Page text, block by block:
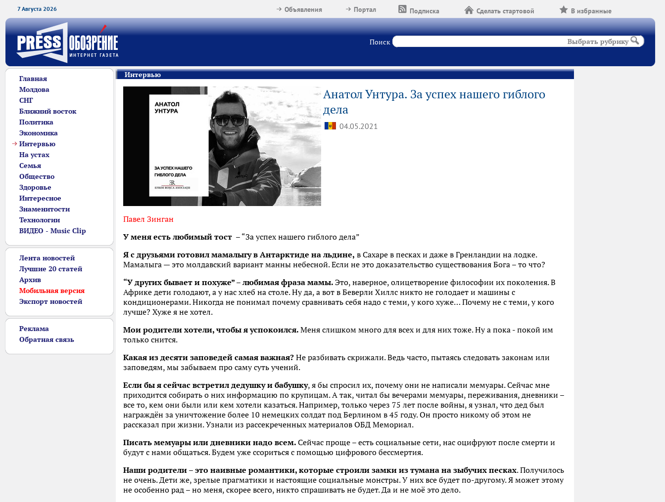
7 Августа 2026 В избранные
Сделать стартовой
Подписка
Портал
Объявления
Поиск Выбрать рубрику
Главная
Молдова
СНГ
Ближний восток
Политика
Экономика
Интервью
На устах
Семья
Общество
Здоровье
Интересное
Знаменитости
Технологии
ВИДЕО - Music Clip
Лента новостей
Лучшие 20 статей
Архив
Мобильная версия
Экспорт новостей
Реклама
Обратная связь
Интервью
Анатол Унтура. За успех нашего гиблого
дела
04.05.2021
Павел Зинган
У меня есть любимый тост – “За успех нашего гиблого дела”
Я с друзьями готовил мамалыгу в Антарктиде на льдине, в Сахаре в песках и даже в Гренландии на лодке.
Мамалыга — это молдавский вариант манны небесной. Если не это доказательство существования Бога – то что?
“У других бывает и похуже” – любимая фраза мамы. Это, наверное, олицетворение философии их поколения. В
Африке дети голодают, а у нас хлеб на столе. Ну да, а вот в Беверли Хиллс никто не голодает и машины с
кондиционерами. Никогда не понимал почему сравнивать себя надо с теми, у кого хуже… Почему не с теми, у кого
лучше? Хуже я не хотел.
Мои родители хотели, чтобы я успокоился. Меня слишком много для всех и для них тоже. Ну а пока - покой им
только снится.
Какая из десяти заповедей самая важная? Не разбивать скрижали. Ведь часто, пытаясь следовать законам или
заповедям, мы забываем про саму суть учений.
Если бы я сейчас встретил дедушку и бабушку, я бы спросил их, почему они не написали мемуары. Сейчас мне
приходится собирать о них информацию по крупицам. А так, читал бы вечерами мемуары, переживания, дневники –
все то, кем они были или кем хотели казаться. Например, только через 75 лет после войны, я узнал, что дед был
награждён за уничтожение более 10 немецких солдат под Берлином в 45 году. Он просто никому об этом не
рассказал при жизни. Узнали из рассекреченных материалов ОБД Мемориал.
Писать мемуары или дневники надо всем. Сейчас проще – есть социальные сети, нас оцифруют после смерти и
будут с нами общаться. Будем уже ссориться с помощью цифрового бессмертия.
Наши родители – это наивные романтики, которые строили замки из тумана на зыбучих песках. Получилось
не очень. Дети же, зрелые прагматики и настоящие социальные монстры. У них все будет по-другому. Я может этому
не особенно рад – но меня, скорее всего, никто спрашивать не будет. Да и не моё это дело.